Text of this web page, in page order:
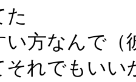
た
い方なんで（
それでもい